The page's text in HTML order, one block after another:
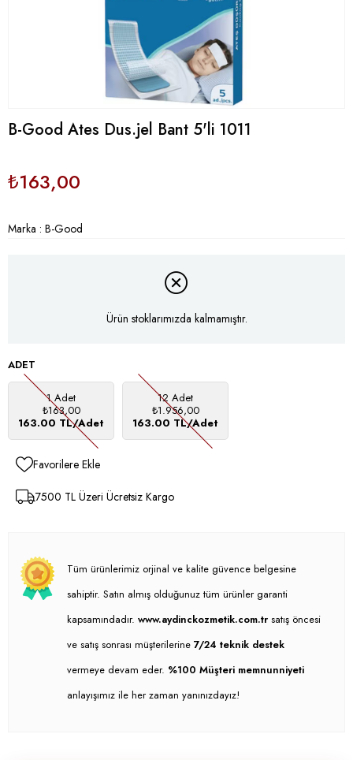
B-Good Ates Dus.jel Bant 5'li 1011
₺163,00
Marka : B-Good
Ürün stoklarımızda kalmamıştır.
ADET
1 Adet
₺163,00
163.00 TL/Adet
12 Adet
₺1.956,00
163.00 TL/Adet
Favorilere Ekle
7500 TL Üzeri Ücretsiz Kargo
Tüm ürünlerimiz orjinal ve kalite güvence belgesine
sahiptir. Satın almış olduğunuz tüm ürünler garanti
kapsamındadır. www.aydinckozmetik.com.tr satış öncesi
ve satış sonrası müşterilerine 7/24 teknik destek
vermeye devam eder. %100 Müşteri memnunniyeti
anlayışımız ile her zaman yanınızdayız!